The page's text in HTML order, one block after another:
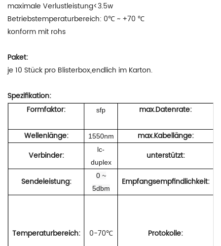
maximale Verlustleistung<3.5w
Betriebstemperaturbereich: 0℃ ~ +70 ℃
konform mit rohs
Paket:
je 10 Stück pro Blisterbox,endlich im Karton.
Spezifikation:
Formfaktor:
sfp max.Datenrate:
Wellenlänge: 1550nm max.Kabellänge:
Verbinder:
lc-
duplex
unterstützt:
Sendeleistung:
0 ~
5dbm
Empfangsempfindlichkeit:
Temperaturbereich: 0-70℃ Protokolle: